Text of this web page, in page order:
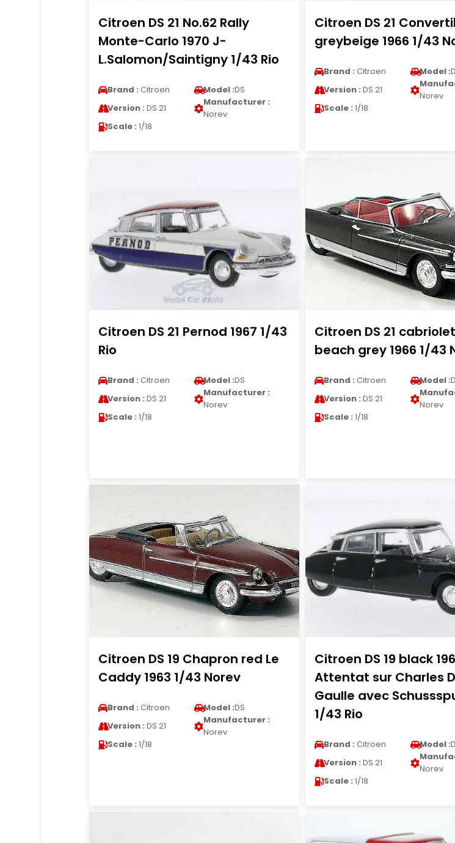
Citroen DS 21 No.62 Rally
Monte-Carlo 1970 J-
L.Salomon/Saintigny 1/43 Rio
Brand : Citroen Model :DS
Version : DS 21
Manufacturer :
Norev
Scale : 1/18
Citroen DS 21
greybeige 1966 1/43
Brand : Citroen Model :
Version : DS 21
Norev
Scale : 1/18
Citroen DS 21 Pernod 1967 1/43
Rio
Brand : Citroen Model :DS
Version : DS 21
Manufacturer :
Norev
Scale : 1/18
Citroen DS 21
beach grey 1966 1/43
Brand : Citroen Model :
Version : DS 21
Norev
Scale : 1/18
Citroen DS 19 Chapron red Le
Caddy 1963 1/43 Norev
Brand : Citroen Model :DS
Version : DS 21
Manufacturer :
Norev
Scale : 1/18
Citroen DS 19 black
Attentat sur Charles
Gaulle avec
1/43 Rio
Brand : Citroen Model :
Version : DS 21
Norev
Scale : 1/18